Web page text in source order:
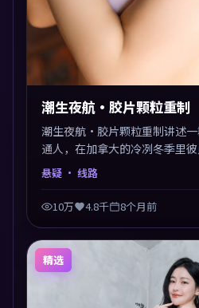
潮生夜航·胶片颗粒重制
潮生夜航·胶片颗粒重制讲述
通人，在加拿大的冷冽冬季里
国祥以悬疑类型外壳探讨信任与
梁。
悬疑 · 线路
10万 4.8千 8个月前
精选